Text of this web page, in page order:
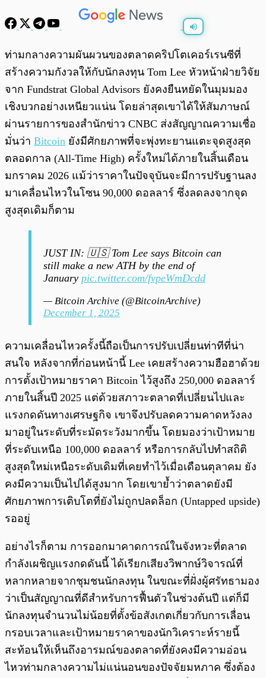
0:00 0:00
ท่ามกลางความผันผวนของตลาดคริปโตเคอร์เรนซีที่
สร้างความกังวลให้กับนักลงทุน Tom Lee หัวหน้าฝ่ายวิจัย
จาก Fundstrat Global Advisors ยังคงยืนหยัดในมุมมอง
เชิงบวกอย่างเหนียวแน่น โดยล่าสุดเขาได้ให้สัมภาษณ์
ผ่านรายการของสำนักข่าว CNBC ส่งสัญญาณความเชื่อ
มั่นว่า Bitcoin ยังมีศักยภาพที่จะพุ่งทะยานแตะจุดสูงสุด
ตลอดกาล (All-Time High) ครั้งใหม่ได้ภายในสิ้นเดือน
มกราคม 2026 แม้ว่าราคาในปัจจุบันจะมีการปรับฐานลง
มาเคลื่อนไหวในโซน 90,000 ดอลลาร์ ซึ่งลดลงจากจุด
สูงสุดเดิมก็ตาม
JUST IN: 🇺🇸 Tom Lee says Bitcoin can
still make a new ATH by the end of
January pic.twitter.com/fvpeWmDcdd
— Bitcoin Archive (@BitcoinArchive)
December 1, 2025
ความเคลื่อนไหวครั้งนี้ถือเป็นการปรับเปลี่ยนท่าทีที่น่า
สนใจ หลังจากที่ก่อนหน้านี้ Lee เคยสร้างความฮือฮาด้วย
การตั้งเป้าหมายราคา Bitcoin ไว้สูงถึง 250,000 ดอลลาร์
ภายในสิ้นปี 2025 แต่ด้วยสภาวะตลาดที่เปลี่ยนไปและ
แรงกดดันทางเศรษฐกิจ เขาจึงปรับลดความคาดหวังลง
มาอยู่ในระดับที่ระมัดระวังมากขึ้น โดยมองว่าเป้าหมาย
ที่ระดับเหนือ 100,000 ดอลลาร์ หรือการกลับไปทำสถิติ
สูงสุดใหม่เหนือระดับเดิมที่เคยทำไว้เมื่อเดือนตุลาคม ยัง
คงมีความเป็นไปได้สูงมาก โดยเขาย้ำว่าตลาดยังมี
ศักยภาพการเติบโตที่ยังไม่ถูกปลดล็อก (Untapped upside)
รออยู่
อย่างไรก็ตาม การออกมาคาดการณ์ในจังหวะที่ตลาด
กำลังเผชิญแรงกดดันนี้ ได้เรียกเสียงวิพากษ์วิจารณ์ที่
หลากหลายจากชุมชนนักลงทุน ในขณะที่ฝั่งผู้ศรัทธามอง
ว่าเป็นสัญญาณที่ดีสำหรับการฟื้นตัวในช่วงต้นปี แต่ก็มี
นักลงทุนจำนวนไม่น้อยที่ตั้งข้อสังเกตเกี่ยวกับการเลื่อน
กรอบเวลาและเป้าหมายราคาของนักวิเคราะห์รายนี้
สะท้อนให้เห็นถึงอารมณ์ของตลาดที่ยังคงมีความอ่อน
ไหวท่ามกลางความไม่แน่นอนของปัจจัยมหภาค ซึ่งต้อง